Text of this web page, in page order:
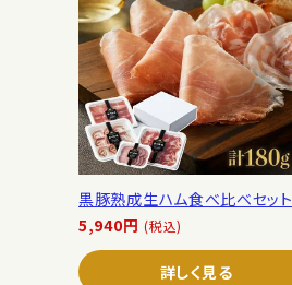
黒豚熟成生ハム食べ比べセット
5,940円 (税込)
詳しく見る